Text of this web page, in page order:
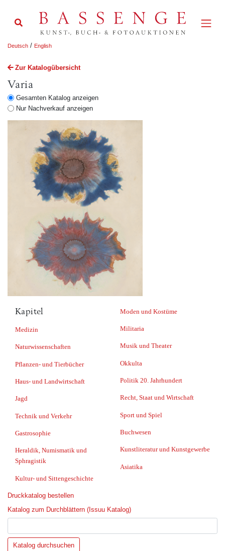
Deutsch / English
Zur Katalogübersicht
Varia
Gesamten Katalog anzeigen
Nur Nachverkauf anzeigen
Kapitel
Medizin
Naturwissenschaften
Pflanzen- und Tierbücher
Haus- und Landwirtschaft
Jagd
Technik und Verkehr
Gastrosophie
Heraldik, Numismatik und
Sphragistik
Kultur- und Sittengeschichte
Moden und Kostüme
Militaria
Musik und Theater
Okkulta
Politik 20. Jahrhundert
Recht, Staat und Wirtschaft
Sport und Spiel
Buchwesen
Kunstliteratur und Kunstgewerbe
Asiatika
Druckkatalog bestellen
Katalog zum Durchblättern (Issuu Katalog)